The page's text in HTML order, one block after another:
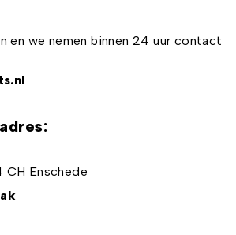
en we nemen binnen 24 uur contact
CH Enschede